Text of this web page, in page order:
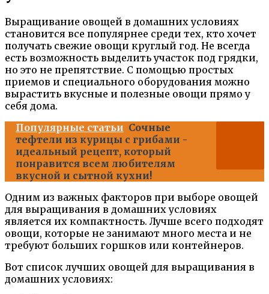
Выращивание овощей в домашних условиях
становится все популярнее среди тех, кто хочет
получать свежие овощи круглый год. Не всегда
есть возможность выделить участок под грядки,
но это не препятствие. С помощью простых
приемов и специального оборудования можно
вырастить вкусные и полезные овощи прямо у
себя дома.
Популярные статьи Сочные
тефтели из курицы с грибами -
идеальный рецепт, который
понравится всем любителям
вкусной и сытной кухни!
Одним из важных факторов при выборе овощей
для выращивания в домашних условиях
является их компактность. Лучше всего подходят
овощи, которые не занимают много места и не
требуют больших горшков или контейнеров.
Вот список лучших овощей для выращивания в
домашних условиях: